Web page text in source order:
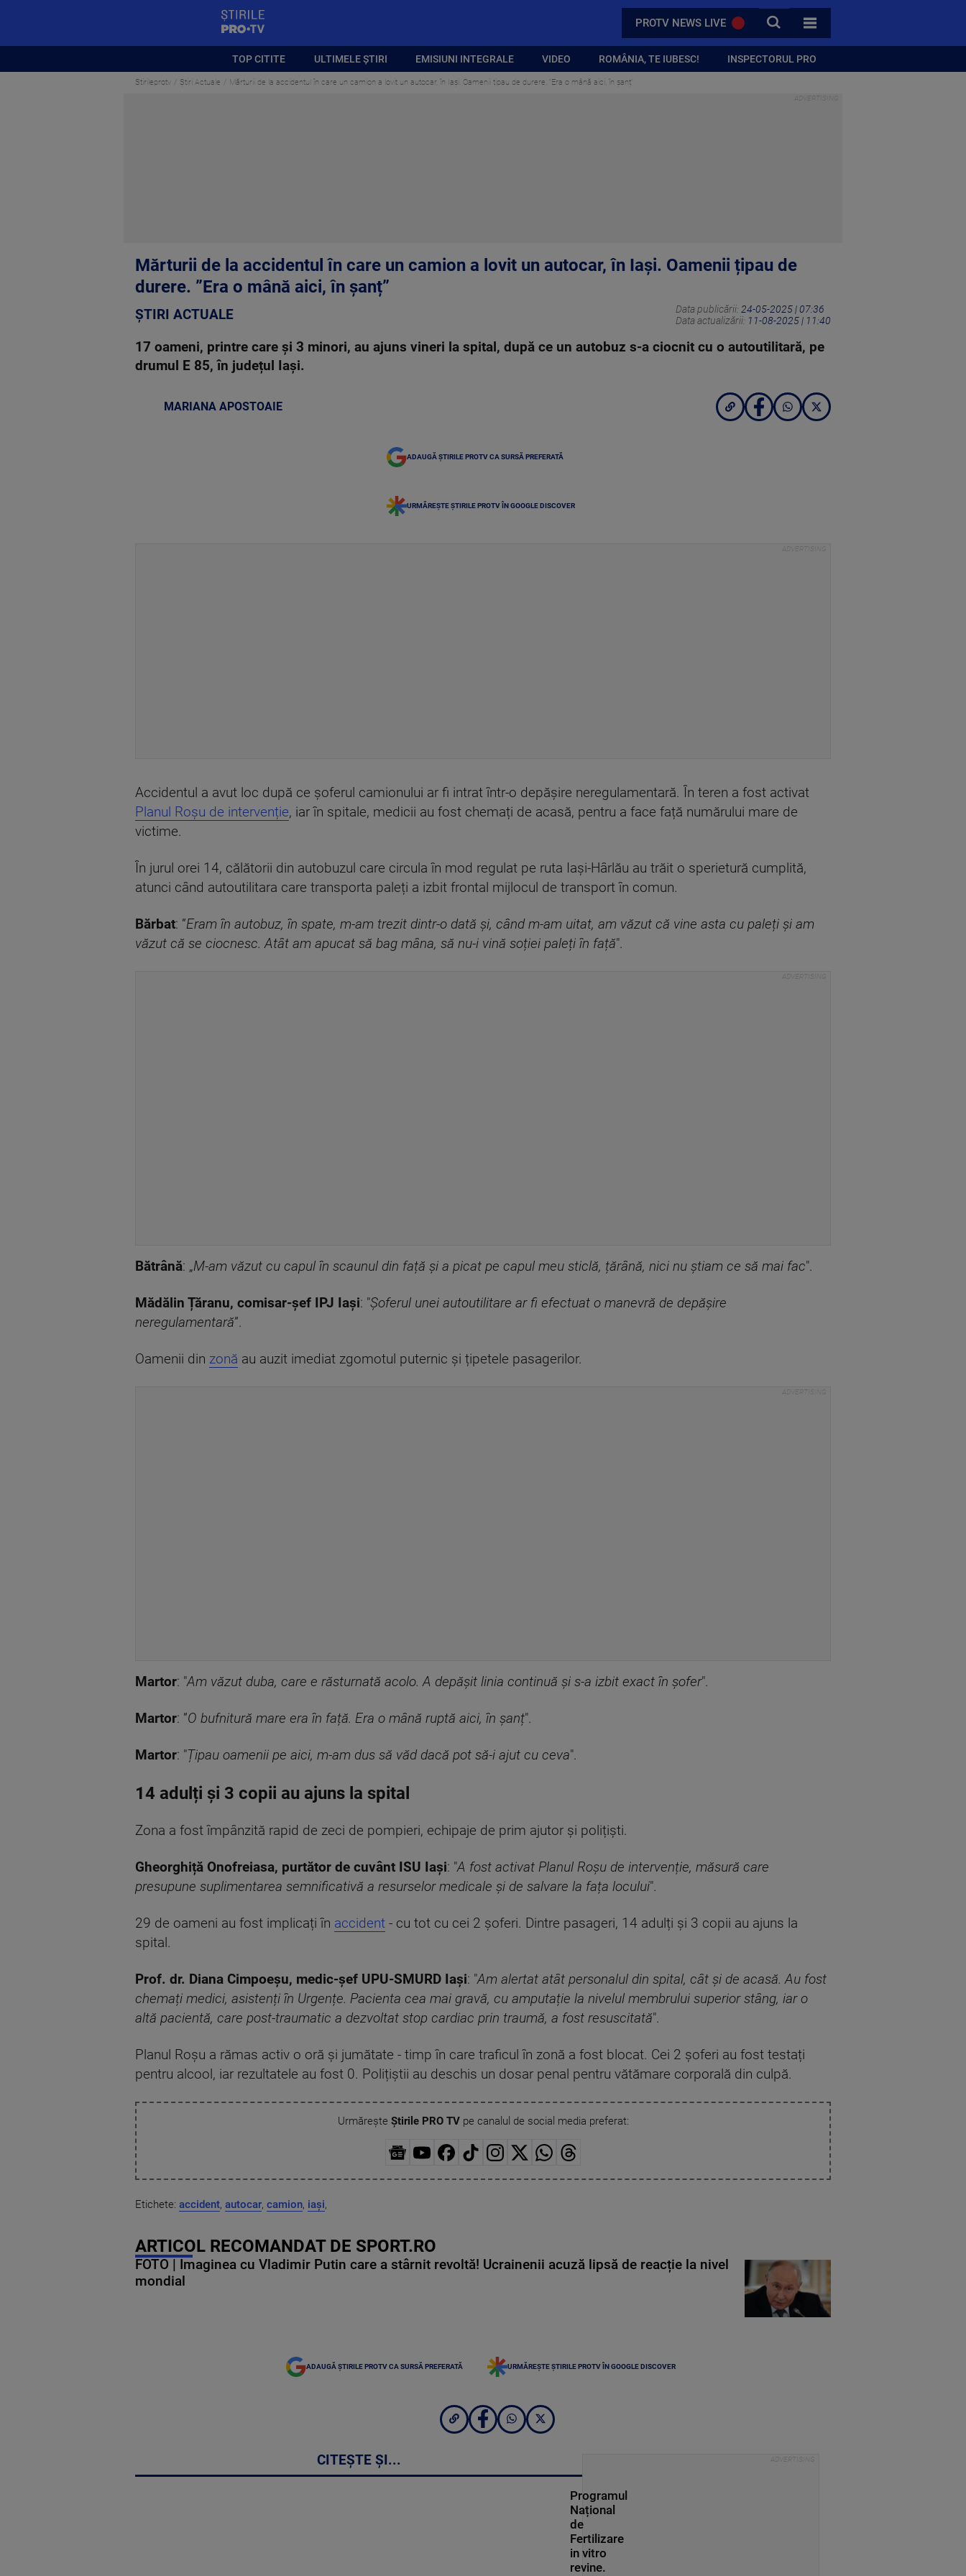
PROTV NEWS LIVE CAUTA
TOATE CATEGORIILE
TOP CITITE ULTIMELE ȘTIRI EMISIUNI INTEGRALE VIDEO ROMÂNIA, TE IUBESC! INSPECTORUL PRO
Stirileprotv Știri Actuale Mărturii de la accidentul în care un camion a lovit un autocar, în Iași. Oamenii țipau de durere. ”Era o mână aici, în șanț”
Mărturii de la accidentul în care un camion a lovit un autocar, în Iași. Oamenii țipau de
durere. ”Era o mână aici, în șanț”
ȘTIRI ACTUALE Data publicării: 24-05-2025 | 07:36
Data actualizării: 11-08-2025 | 11:40
17 oameni, printre care și 3 minori, au ajuns vineri la spital, după ce un autobuz s-a ciocnit cu o autoutilitară, pe
drumul E 85, în județul Iași.
MARIANA APOSTOAIE
ADAUGĂ ȘTIRILE PROTV CA SURSĂ PREFERATĂ
URMĂREȘTE ȘTIRILE PROTV ÎN GOOGLE DISCOVER
Accidentul a avut loc după ce șoferul camionului ar fi intrat într-o depășire neregulamentară. În teren a fost activat
Planul Roșu de intervenție, iar în spitale, medicii au fost chemați de acasă, pentru a face față numărului mare de
victime.
În jurul orei 14, călătorii din autobuzul care circula în mod regulat pe ruta Iași-Hârlău au trăit o sperietură cumplită,
atunci când autoutilitara care transporta paleți a izbit frontal mijlocul de transport în comun.
Bărbat: ”Eram în autobuz, în spate, m-am trezit dintr-o dată și, când m-am uitat, am văzut că vine asta cu paleți și am
văzut că se ciocnesc. Atât am apucat să bag mâna, să nu-i vină soției paleți în față".
Bătrână: „M-am văzut cu capul în scaunul din față și a picat pe capul meu sticlă, țărână, nici nu știam ce să mai fac".
Mădălin Țăranu, comisar-șef IPJ Iași: "Șoferul unei autoutilitare ar fi efectuat o manevră de depășire
neregulamentară”.
Oamenii din zonă au auzit imediat zgomotul puternic și țipetele pasagerilor.
Martor: "Am văzut duba, care e răsturnată acolo. A depășit linia continuă și s-a izbit exact în șofer".
Martor: ”O bufnitură mare era în față. Era o mână ruptă aici, în șanț".
Martor: "Țipau oamenii pe aici, m-am dus să văd dacă pot să-i ajut cu ceva".
14 adulți și 3 copii au ajuns la spital
Zona a fost împânzită rapid de zeci de pompieri, echipaje de prim ajutor și polițiști.
Gheorghiță Onofreiasa, purtător de cuvânt ISU Iași: "A fost activat Planul Roșu de intervenție, măsură care
presupune suplimentarea semnificativă a resurselor medicale și de salvare la fața locului".
29 de oameni au fost implicați în accident - cu tot cu cei 2 șoferi. Dintre pasageri, 14 adulți și 3 copii au ajuns la
spital.
Prof. dr. Diana Cimpoeșu, medic-șef UPU-SMURD Iași: "Am alertat atât personalul din spital, cât și de acasă. Au fost
chemați medici, asistenți în Urgențe. Pacienta cea mai gravă, cu amputație la nivelul membrului superior stâng, iar o
altă pacientă, care post-traumatic a dezvoltat stop cardiac prin traumă, a fost resuscitată".
Planul Roșu a rămas activ o oră și jumătate - timp în care traficul în zonă a fost blocat. Cei 2 șoferi au fost testați
pentru alcool, iar rezultatele au fost 0. Polițiștii au deschis un dosar penal pentru vătămare corporală din culpă.
Urmărește Știrile PRO TVpe canalul de social media preferat:
Etichete: accident, autocar, camion, iași,
ARTICOL RECOMANDAT DE SPORT.RO
FOTO | Imaginea cu Vladimir Putin care a stârnit revoltă! Ucrainenii acuză lipsă de reacție la nivel
mondial
ADAUGĂ ȘTIRILE PROTV CA SURSĂ PREFERATĂ URMĂREȘTE ȘTIRILE PROTV ÎN GOOGLE DISCOVER
CITEȘTE ȘI...
Programul
Național
de
Fertilizare
in vitro
revine.